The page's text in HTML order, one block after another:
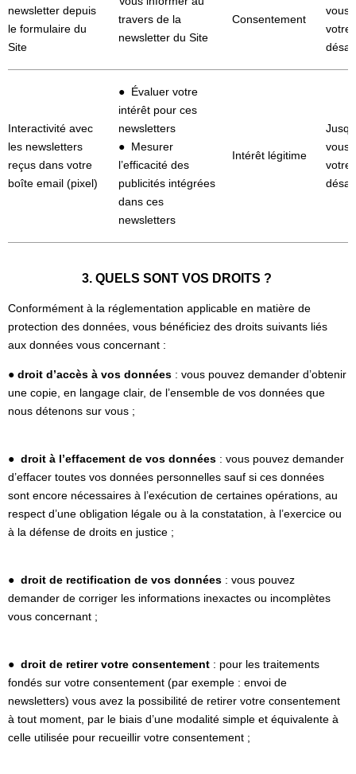
newsletter depuis
le formulaire du
Site
travers de la
newsletter du Site
Consentement
vous
votre
Interactivité avec
les newsletters
reçus dans votre
boîte email (pixel)
● Évaluer votre
intérêt pour ces
newsletters
● Mesurer
l’efficacité des
publicités intégrées
dans ces
newsletters
Intérêt légitime
vous
votre
3. QUELS SONT VOS DROITS ?
Conformément à la réglementation applicable en matière de
protection des données, vous bénéficiez des droits suivants liés
aux données vous concernant :
● droit d’accès à vos données : vous pouvez demander d’obtenir
une copie, en langage clair, de l’ensemble de vos données que
nous détenons sur vous ;
● droit à l’effacement de vos données : vous pouvez demander
d’effacer toutes vos données personnelles sauf si ces données
sont encore nécessaires à l’exécution de certaines opérations, au
respect d’une obligation légale ou à la constatation, à l’exercice ou
à la défense de droits en justice ;
● droit de rectification de vos données : vous pouvez
demander de corriger les informations inexactes ou incomplètes
vous concernant ;
● droit de retirer votre consentement : pour les traitements
fondés sur votre consentement (par exemple : envoi de
newsletters) vous avez la possibilité de retirer votre consentement
à tout moment, par le biais d’une modalité simple et équivalente à
celle utilisée pour recueillir votre consentement ;